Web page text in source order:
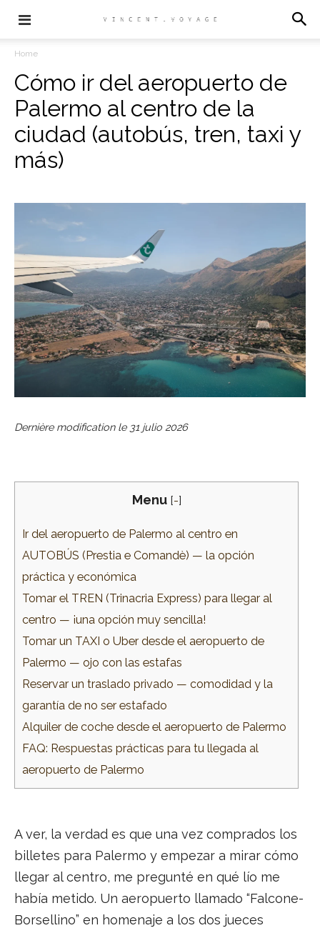
Home
Cómo ir del aeropuerto de
Palermo al centro de la
ciudad (autobús, tren, taxi y
más)
Dernière modification le 31 julio 2026
Menu [-]
Ir del aeropuerto de Palermo al centro en
AUTOBÚS (Prestia e Comandè) — la opción
práctica y económica
Tomar el TREN (Trinacria Express) para llegar al
centro — ¡una opción muy sencilla!
Tomar un TAXI o Uber desde el aeropuerto de
Palermo — ojo con las estafas
Reservar un traslado privado — comodidad y la
garantía de no ser estafado
Alquiler de coche desde el aeropuerto de Palermo
FAQ: Respuestas prácticas para tu llegada al
aeropuerto de Palermo
A ver, la verdad es que una vez comprados los
billetes para Palermo y empezar a mirar cómo
llegar al centro, me pregunté en qué lío me
había metido. Un aeropuerto llamado “Falcone-
Borsellino” en homenaje a los dos jueces